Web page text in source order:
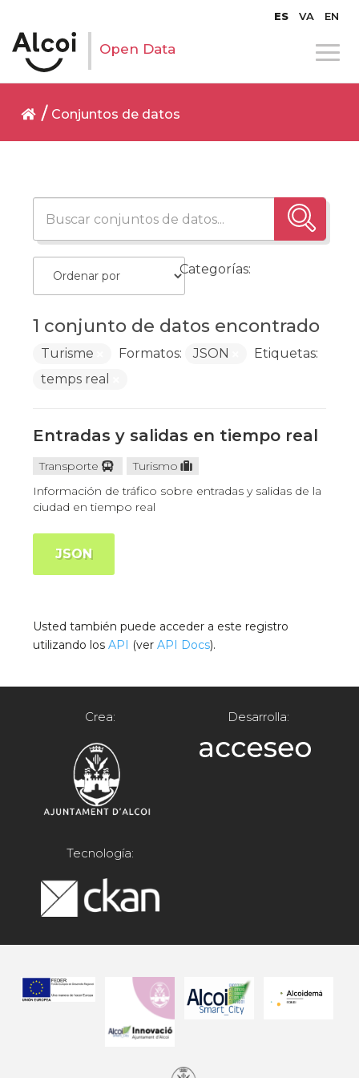
ES VA EN
Open Data
Conjuntos de datos
1 conjunto de datos encontrado
Categorías:
Turisme Formatos: JSON
Etiquetas:
temps real
Entradas y salidas en tiempo real
Transporte
Turismo
Información de tráfico sobre entradas y salidas de la
ciudad en tiempo real
JSON
Usted también puede acceder a este registro
utilizando losAPI (verAPI Docs).
Crea: Desarrolla:
Tecnología: